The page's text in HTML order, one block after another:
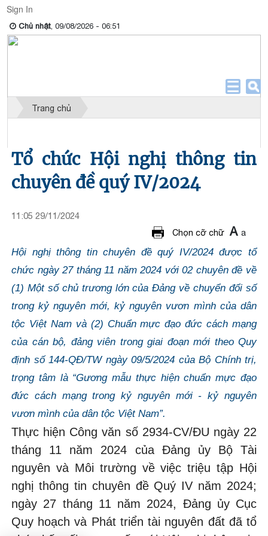
Sign In
Chủ nhật, 09/08/2026 - 06:51
Trang chủ
Tổ chức Hội nghị thông tin
chuyên đề quý IV/2024
11:05 29/11/2024
Chọn cỡ chữ A a
Hội nghị thông tin chuyên đề quý IV/2024 được tổ
chức ngày 27 tháng 11 năm 2024 với 02 chuyên đề về
(1) Một số chủ trương lớn của Đảng về chuyển đổi số
trong kỷ nguyên mới, kỷ nguyên vươn mình của dân
tộc Việt Nam và (2) Chuẩn mực đạo đức cách mạng
của cán bộ, đảng viên trong giai đoạn mới theo Quy
định số 144-QĐ/TW ngày 09/5/2024 của Bộ Chính trị,
trọng tâm là “Gương mẫu thực hiện chuẩn mực đạo
đức cách mạng trong kỷ nguyên mới - kỷ nguyên
vươn mình của dân tộc Việt Nam”.
Thực hiện Công văn số 2934-CV/ĐU ngày 22
tháng 11 năm 2024 của Đảng ủy Bộ Tài
nguyên và Môi trường về việc triệu tập Hội
nghị thông tin chuyên đề Quý IV năm 2024;
ngày 27 tháng 11 năm 2024, Đảng ủy Cục
Quy hoạch và Phát triển tài nguyên đất đã tổ